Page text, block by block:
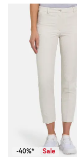
-40%* Sale